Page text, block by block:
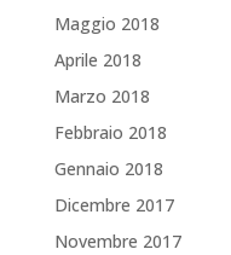
Maggio 2018
Aprile 2018
Marzo 2018
Febbraio 2018
Gennaio 2018
Dicembre 2017
Novembre 2017